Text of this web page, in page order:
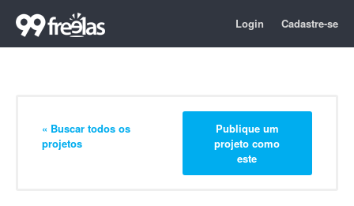
Login Cadastre-se
« Buscar todos os
projetos
Publique um
projeto como
este